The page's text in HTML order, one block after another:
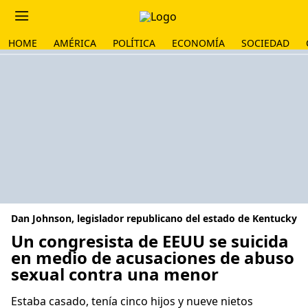
HOME AMÉRICA POLÍTICA ECONOMÍA SOCIEDAD
Dan Johnson, legislador republicano del estado de Kentucky
Un congresista de EEUU se suicida
en medio de acusaciones de abuso
sexual contra una menor
Estaba casado, tenía cinco hijos y nueve nietos